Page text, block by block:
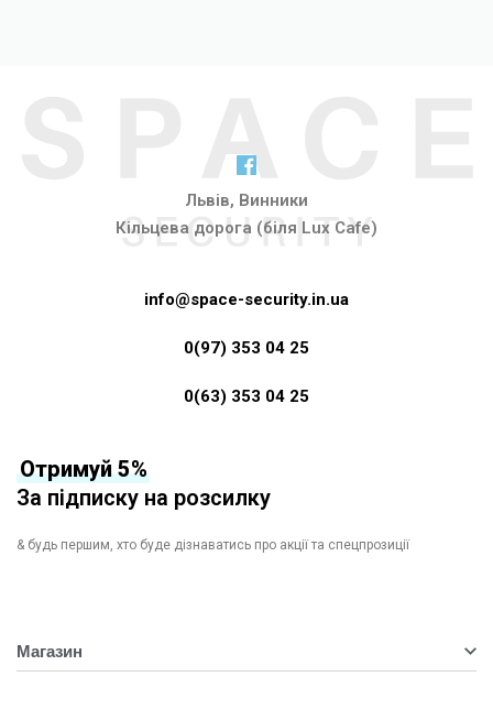
Львів, Винники
Кільцева дорога (біля Lux Cafe)
info@space-security.in.ua
0(97) 353 04 25
0(63) 353 04 25
Магазин
Отримуй 5%
За підписку на розсилку
& будь першим, хто буде дізнаватись про акції та спецпрозиції